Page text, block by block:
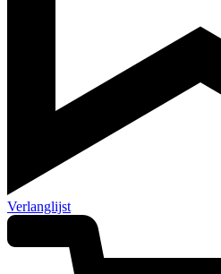
Verlanglijst